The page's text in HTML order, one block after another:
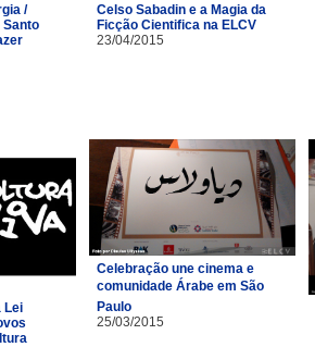
/
Santo
Celso Sabadin e a Magia da
Ficção Cientifica na ELCV
23/04/2015
Lei
Celebração une cinema e
comunidade Árabe em São
Paulo
25/03/2015